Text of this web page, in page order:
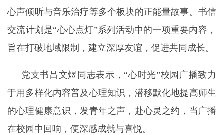
心声倾听与音乐治疗等多个板块的正能量故事。书信
交流计划是“心心点灯”系列活动中的一项重要内容，
旨在打破地域限制，建立深厚友谊，促进共同成长。
党支书吕文煜同志表示，“心时光”校园广播致力
于用多样化内容普及心理知识，潜移默化地提高师生
的心理健康意识，发青年之声，赴心灵之约，当广播
在校园中回响，便深感成就与喜悦。